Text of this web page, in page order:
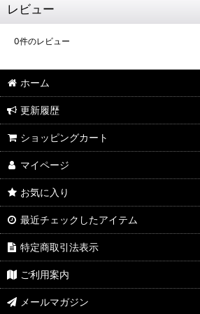
レビュー
0件のレビュー
ホーム
更新履歴
ショッピングカート
マイページ
お気に入り
最近チェックしたアイテム
特定商取引法表示
ご利用案内
メールマガジン